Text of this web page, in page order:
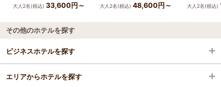
大人2名(税込) 33,600円～ 大人2名(税込) 48,600円～ 大人2名(税込)
その他のホテルを探す
ビジネスホテルを探す
熊本県
エリアからホテルを探す